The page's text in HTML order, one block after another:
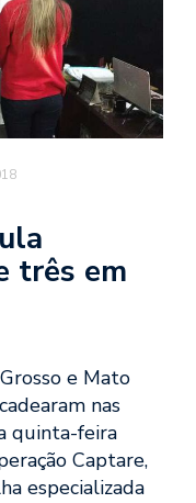
três em
e Mato
nas
quinta-feira
Captare,
especializada